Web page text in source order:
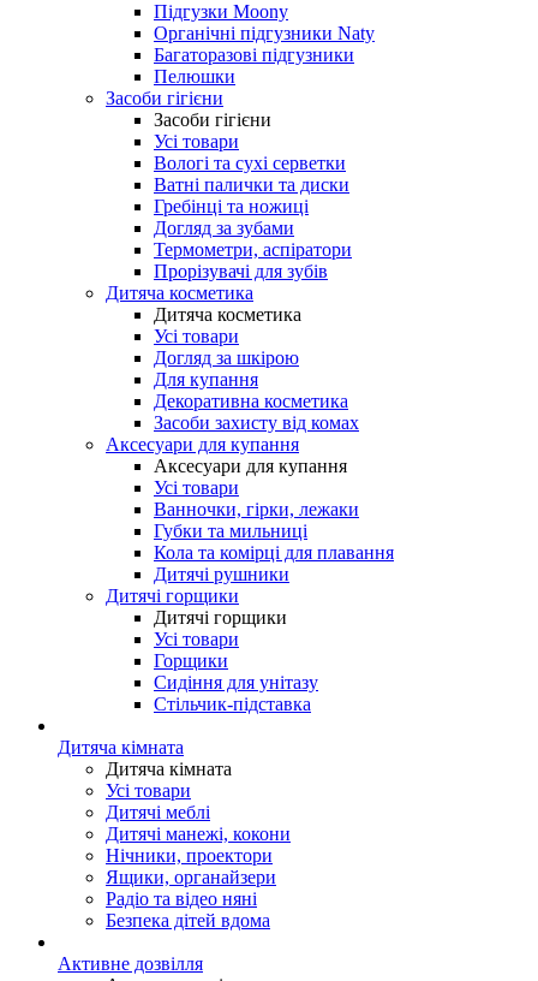
Підгузки Moony
Органічні підгузники Naty
Багаторазові підгузники
Пелюшки
Засоби гігієни
Засоби гігієни
Усі товари
Вологі та сухі серветки
Ватні палички та диски
Гребінці та ножиці
Догляд за зубами
Термометри, аспіратори
Прорізувачі для зубів
Дитяча косметика
Дитяча косметика
Усі товари
Догляд за шкірою
Для купання
Декоративна косметика
Засоби захисту від комах
Аксесуари для купання
Аксесуари для купання
Усі товари
Ванночки, гірки, лежаки
Губки та мильниці
Кола та комірці для плавання
Дитячі рушники
Дитячі горщики
Дитячі горщики
Усі товари
Горщики
Сидіння для унітазу
Стільчик-підставка
Дитяча кімната
Дитяча кімната
Усі товари
Дитячі меблі
Дитячі манежі, кокони
Нічники, проектори
Ящики, органайзери
Радіо та відео няні
Безпека дітей вдома
Активне дозвілля